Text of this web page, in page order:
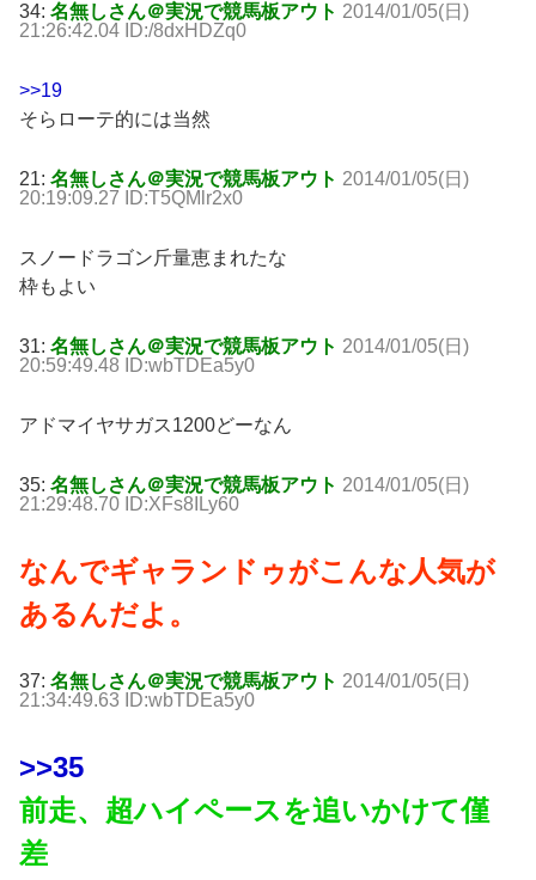
34: 名無しさん＠実況で競馬板アウト 2014/01/05(日)
21:26:42.04 ID:/8dxHDZq0
>>19
そらローテ的には当然
21: 名無しさん＠実況で競馬板アウト 2014/01/05(日)
20:19:09.27 ID:T5QMlr2x0
スノードラゴン斤量恵まれたな
枠もよい
31: 名無しさん＠実況で競馬板アウト 2014/01/05(日)
20:59:49.48 ID:wbTDEa5y0
アドマイヤサガス1200どーなん
35: 名無しさん＠実況で競馬板アウト 2014/01/05(日)
21:29:48.70 ID:XFs8ILy60
なんでギャランドゥがこんな人気が
あるんだよ。
37: 名無しさん＠実況で競馬板アウト 2014/01/05(日)
21:34:49.63 ID:wbTDEa5y0
>>35
前走、超ハイペースを追いかけて僅
差